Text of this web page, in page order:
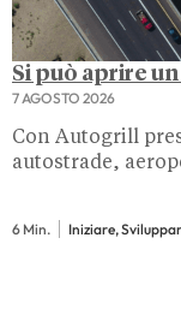
Si può aprire
7 AGOSTO 2026
Con Autogrill
autostrade,
6 Min. Iniziare,